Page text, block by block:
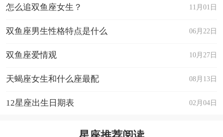
11月01日
怎么追双鱼座女生？
06月22日
双鱼座男生性格特点是什么
10月27日
双鱼座爱情观
08月13日
天蝎座女生和什么座最配
02月04日
12星座出生日期表